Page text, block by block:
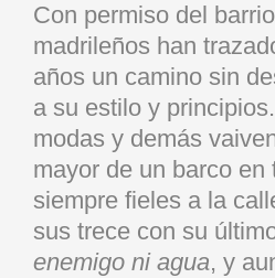
Con permiso del
madrileños han
años un camino sin
a su estilo y
modas y demás
mayor de un barco en
siempre fieles a la
sus trece con su
enemigo ni agua, y